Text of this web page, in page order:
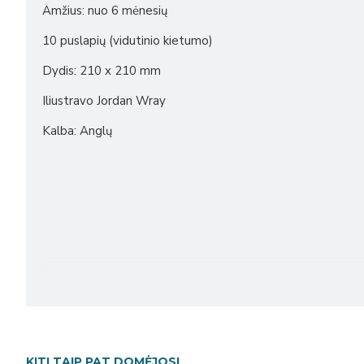
Amžius: nuo 6 mėnesių
10 puslapių (vidutinio kietumo)
Dydis: 210 x 210 mm
Iliustravo Jordan Wray
Kalba: Anglų